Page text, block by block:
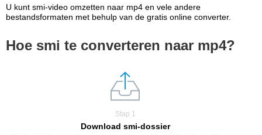
U kunt smi-video omzetten naar mp4 en vele andere
bestandsformaten met behulp van de gratis online converter.
Hoe smi te converteren naar mp4?
Stap 1
Download smi-dossier